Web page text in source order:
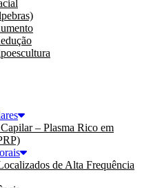
– Plasma Rico em
de Alta Frequência